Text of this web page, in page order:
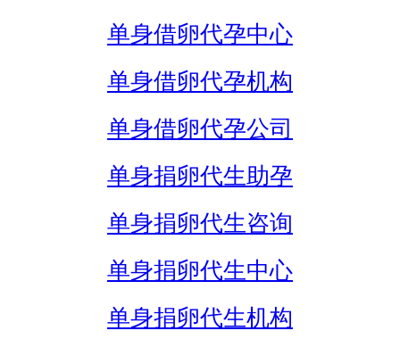
单身借卵代孕中心
单身借卵代孕机构
单身借卵代孕公司
单身捐卵代生助孕
单身捐卵代生咨询
单身捐卵代生中心
单身捐卵代生机构